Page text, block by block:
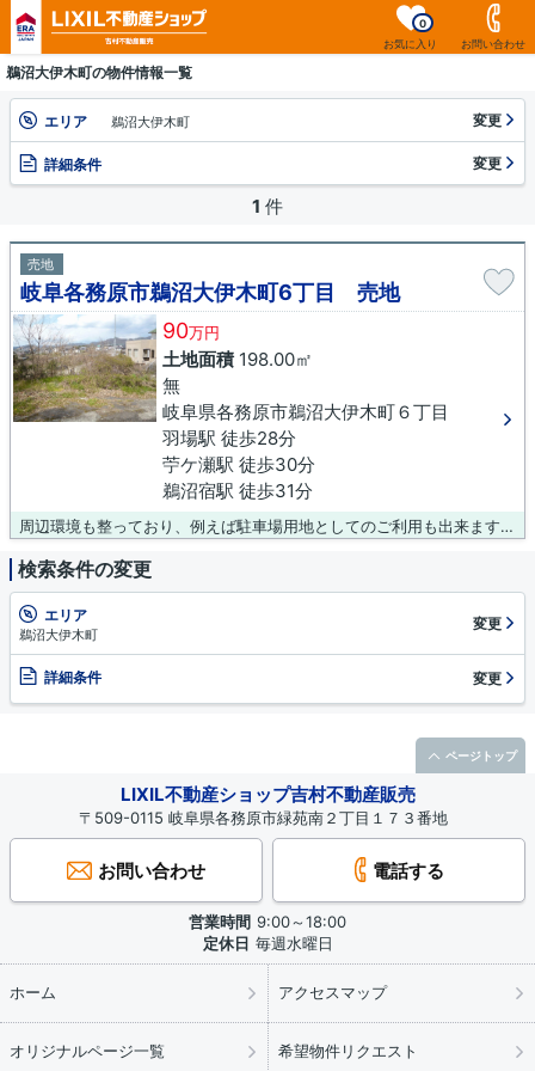
お気に入り
0
お問い合わせ
鵜沼大伊木町の物件情報一覧
エリア 鵜沼大伊木町 変更
詳細条件 変更
1 件
売地
岐阜各務原市鵜沼大伊木町6丁目 売地
90万円
土地面積198.00㎡
無
岐阜県各務原市鵜沼大伊木町６丁目
羽場駅 徒歩28分
苧ケ瀬駅 徒歩30分
鵜沼宿駅 徒歩31分
周辺環境も整っており、例えば駐車場用地としてのご利用も出来ます。売地をお探しの方には、こちらの売地はいかがでしょうか。土地面積は198㎡(公簿)でイチオシ。接道幅が10m以上あると利便性が高いです。土地を各務原市で見つけませんか。各務原市でお気に召す土地がありましたら、0120-431-330、またはinfo@yoshimurafudousan.comにご連絡下さいませ。
検索条件の変更
エリア
鵜沼大伊木町
変更
詳細条件 変更
LIXIL不動産ショップ吉村不動産販売
〒509-0115 岐阜県各務原市緑苑南２丁目１７３番地
お問い合わせ 電話する
営業時間 9:00～18:00
定休日 毎週水曜日
ホーム アクセスマップ
オリジナルページ一覧 希望物件リクエスト
ページトップ